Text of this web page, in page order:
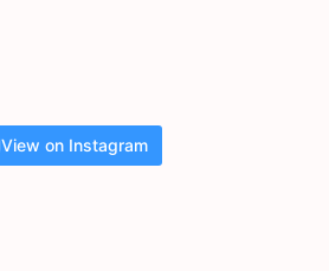
View on Instagram